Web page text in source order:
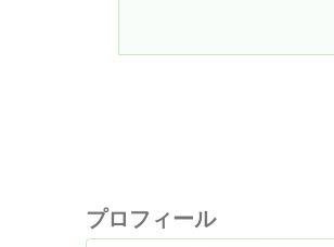
プロフィール